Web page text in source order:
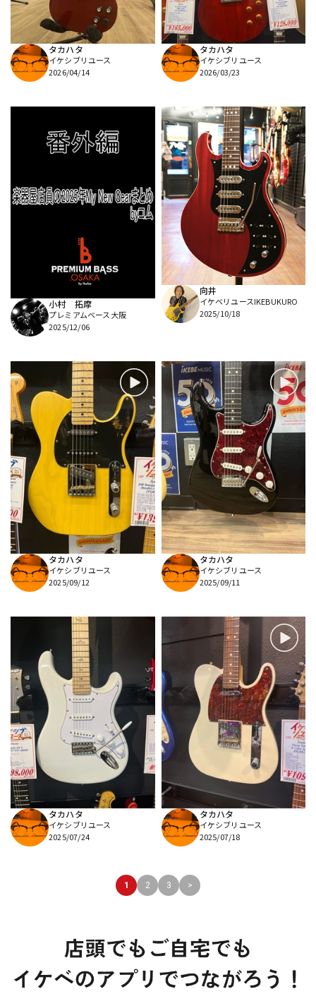
タカハタ
イケシブリユース
2026/04/14
タカハタ
イケシブリユース
2026/03/23
小村 拓摩
プレミアムベース大阪
2025/12/06
向井
イケベリユースIKEBUKURO
2025/10/18
タカハタ
イケシブリユース
2025/09/12
タカハタ
イケシブリユース
2025/09/11
タカハタ
イケシブリユース
2025/07/24
タカハタ
イケシブリユース
2025/07/18
1 2 3 >